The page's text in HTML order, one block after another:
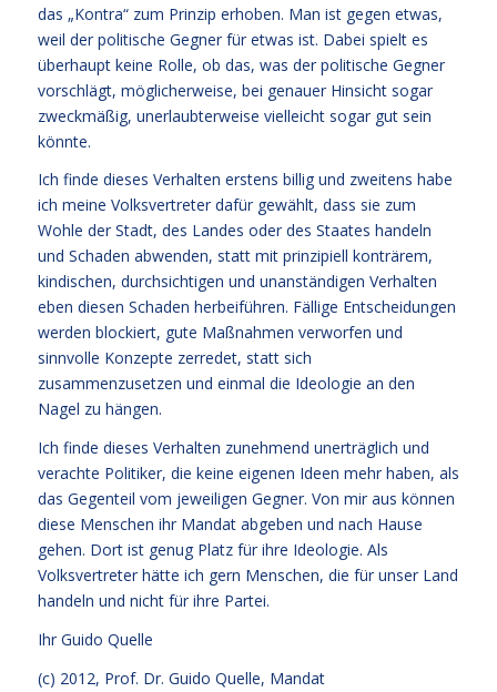
das „Kontra“ zum Prinzip erhoben. Man ist gegen etwas,
weil der politische Gegner für etwas ist. Dabei spielt es
überhaupt keine Rolle, ob das, was der politische Gegner
vorschlägt, möglicherweise, bei genauer Hinsicht sogar
zweckmäßig, unerlaubterweise vielleicht sogar gut sein
könnte.
Ich finde dieses Verhalten erstens billig und zweitens habe
ich meine Volksvertreter dafür gewählt, dass sie zum
Wohle der Stadt, des Landes oder des Staates handeln
und Schaden abwenden, statt mit prinzipiell konträrem,
kindischen, durchsichtigen und unanständigen Verhalten
eben diesen Schaden herbeiführen. Fällige Entscheidungen
werden blockiert, gute Maßnahmen verworfen und
sinnvolle Konzepte zerredet, statt sich
zusammenzusetzen und einmal die Ideologie an den
Nagel zu hängen.
Ich finde dieses Verhalten zunehmend unerträglich und
verachte Politiker, die keine eigenen Ideen mehr haben, als
das Gegenteil vom jeweiligen Gegner. Von mir aus können
diese Menschen ihr Mandat abgeben und nach Hause
gehen. Dort ist genug Platz für ihre Ideologie. Als
Volksvertreter hätte ich gern Menschen, die für unser Land
handeln und nicht für ihre Partei.
Ihr Guido Quelle
(c) 2012, Prof. Dr. Guido Quelle, Mandat